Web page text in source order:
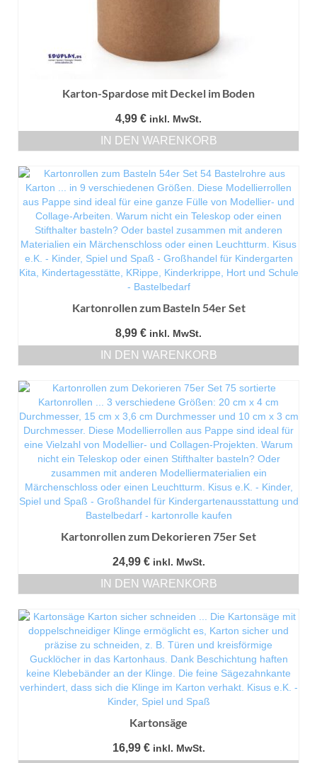
Karton-Spardose mit Deckel im Boden
4,99 € inkl. MwSt.
IN DEN WARENKORB
Kartonrollen zum Basteln 54er Set
8,99 € inkl. MwSt.
IN DEN WARENKORB
Kartonrollen zum Dekorieren 75er Set
24,99 € inkl. MwSt.
IN DEN WARENKORB
Kartonsäge
16,99 € inkl. MwSt.